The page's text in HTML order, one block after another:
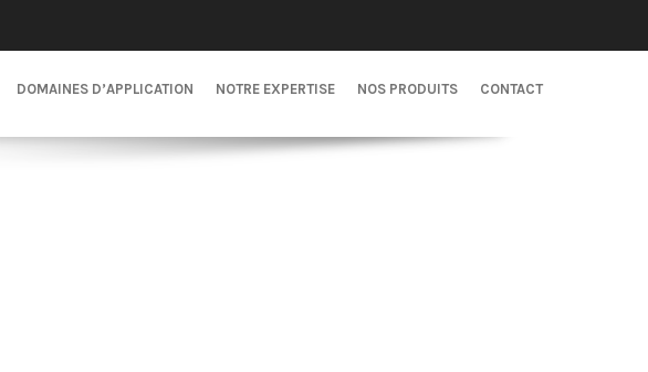
DOMAINES D’APPLICATION NOTRE EXPERTISE NOS PRODUITS CONTACT